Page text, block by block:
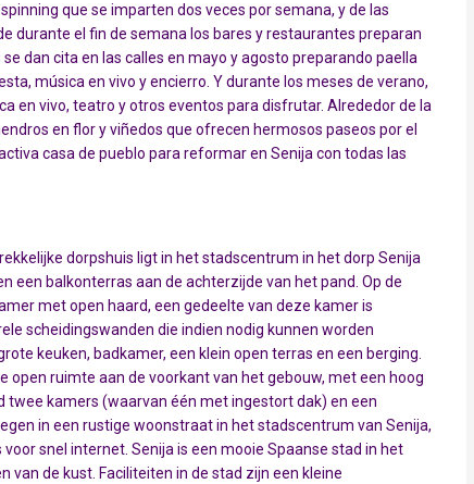
que se imparten dos veces por semana, y de las
durante el fin de semana los bares y restaurantes preparan
dan cita en las calles en mayo y agosto preparando paella
música en vivo y encierro. Y durante los meses de verano,
en vivo, teatro y otros eventos para disfrutar. Alrededor de la
en flor y viñedos que ofrecen hermosos paseos por el
casa de pueblo para reformar en Senija con todas las
dorpshuis ligt in het stadscentrum in het dorp Senija
balkonterras aan de achterzijde van het pand. Op de
met open haard, een gedeelte van deze kamer is
scheidingswanden die indien nodig kunnen worden
keuken, badkamer, een klein open terras en een berging.
open ruimte aan de voorkant van het gebouw, met een hoog
kamers (waarvan één met ingestort dak) en een
in een rustige woonstraat in het stadscentrum van Senija,
snel internet. Senija is een mooie Spaanse stad in het
van de kust. Faciliteiten in de stad zijn een kleine